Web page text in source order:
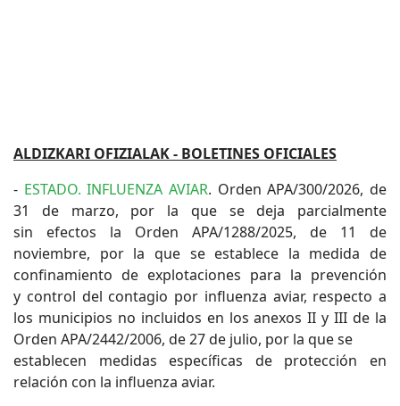
ALDIZKARI OFIZIALAK - BOLETINES OFICIALES
- ESTADO. INFLUENZA AVIAR. Orden APA/300/2026, de
31 de marzo, por la que se deja parcialmente
sin efectos la Orden APA/1288/2025, de 11 de
noviembre, por la que se establece la medida de
confinamiento de explotaciones para la prevención
y control del contagio por influenza aviar, respecto a
los municipios no incluidos en los anexos II y III de la
Orden APA/2442/2006, de 27 de julio, por la que se
establecen medidas específicas de protección en
relación con la influenza aviar.